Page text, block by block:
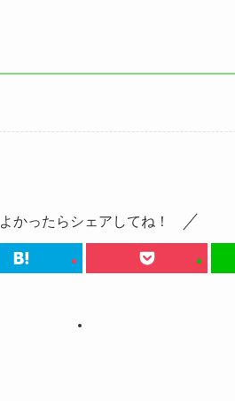
よかったらシェアしてね！